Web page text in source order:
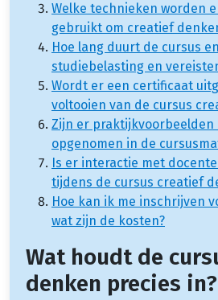
Welke technieken worden
gebruikt om creatief
Hoe lang duurt de cursus
studiebelasting en
Wordt er een certificaat
voltooien van de cursus
Zijn er praktijkvoorbeelden
opgenomen in de
Is er interactie met
tijdens de cursus creatief
Hoe kan ik me inschrijven
wat zijn de kosten?
Wat houdt de
denken precies in?